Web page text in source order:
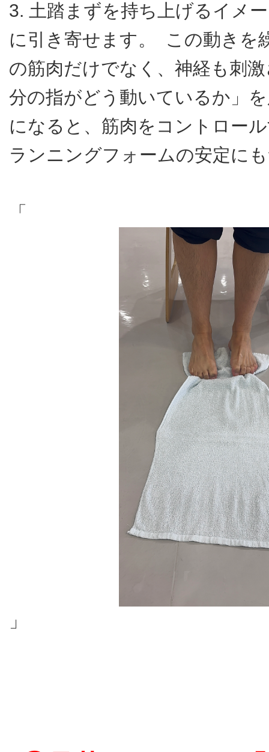
3. 土踏まずを持ち上げるイメ
に引き寄せます。 この動きを
の筋肉だけでなく、神経も刺
分の指がどう動いているか」
になると、筋肉をコントロー
ランニングフォームの安定に